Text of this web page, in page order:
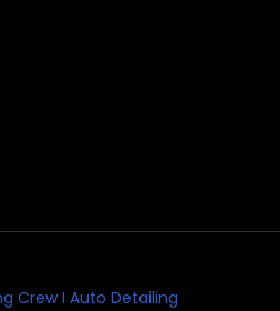
Crew I Auto Detailing